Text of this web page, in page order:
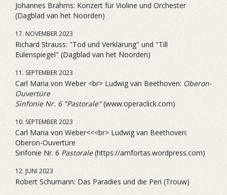
Johannes Brahms: Konzert für Violine und Orchester
(Dagblad van het Noorden)
17. NOVEMBER 2023
Richard Strauss: "Tod und Verklärung" und "Till
Eulenspiegel" (Dagblad van het Noorden)
11. SEPTEMBER 2023
Carl Maria von Weber <br> Ludwig van Beethoven: Oberon-
Ouvertüre
Sinfonie Nr. 6 "Pastorale"(www.operaclick.com)
10. SEPTEMBER 2023
Carl Maria von Weber<<<br> Ludwig van Beethoven:
Oberon-Ouvertüre
Sinfonie Nr. 6 Pastorale(https://amfortas.wordpress.com)
12. JUNI 2023
Robert Schumann: Das Paradies und die Peri (Trouw)